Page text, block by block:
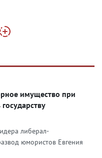
имущество при
либерал-
юмористов Евгения